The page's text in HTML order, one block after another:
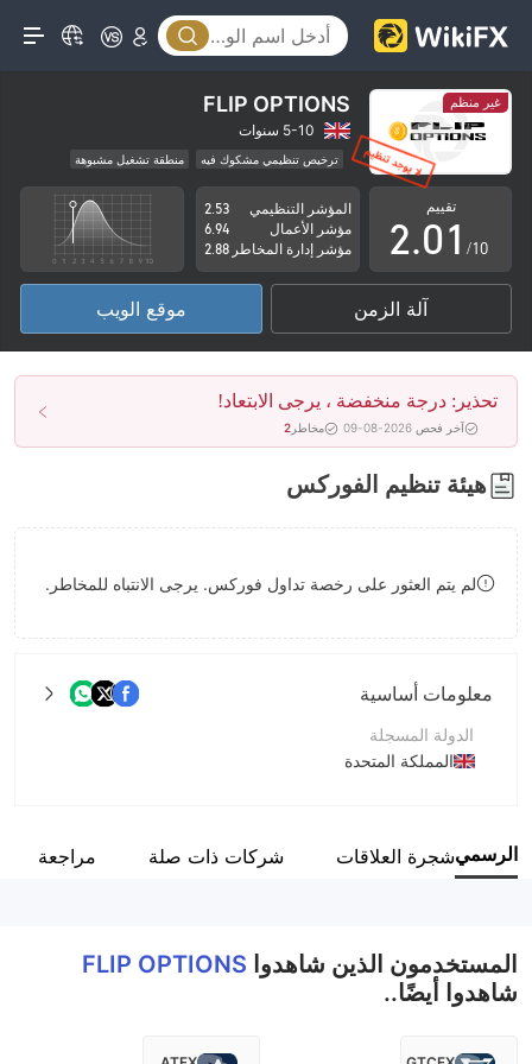
غير منظم FLIP OPTIONS
5-10 سنوات
ترخيص تنظيمي مشكوك فيه
منطقة تشغيل مشبوهة
مخاطر عالية
تقييم
0
1
2
3
4
5
6
7
8
9
.0
1
2
3
4
5
6
7
0
1
2
3
4
5
6
7
8
/10
المؤشر التنظيمي
2.53
مؤشر الأعمال
6.94
مؤشر إدارة المخاطر 2.88
آلة الزمن موقع الويب
تحذير: درجة منخفضة ، يرجى الابتعاد!
آخر فحص 2026-08-09 مخاطر 2
هيئة تنظيم الفوركس
لم يتم العثور على رخصة تداول فوركس. يرجى الانتباه للمخاطر.
معلومات أساسية
الدولة المسجلة
المملكة المتحدة
اسم الشركة
الرسميشجرة العلاقات شركات ذات صلة مراجعة
المستخدمون الذين شاهدوا FLIP OPTIONS
شاهدوا أيضًا..